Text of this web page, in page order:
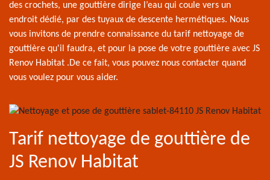
des crochets, une gouttière dirige l’eau qui coule vers un
endroit dédié, par des tuyaux de descente hermétiques. Nous
vous invitons de prendre connaissance du tarif nettoyage de
gouttière qu'il faudra, et pour la pose de votre gouttière avec JS
Renov Habitat .De ce fait, vous pouvez nous contacter quand
vous voulez pour vous aider.
Tarif nettoyage de gouttière de
JS Renov Habitat